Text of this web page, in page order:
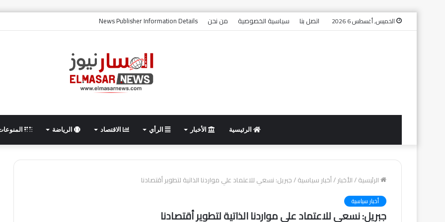
الخميس, أغسطس 6 2026 اتصل بنا سياسية الخصوصية من نحن News Publisher Information Details
الرئيسية الأخبار الرأي الاقتصاد الرياضة
الرئيسية/الأخبار/أخبار سياسية/جبريل: نسعي للاعتماد علي مواردنا الذاتية لتطوير أقتصادنا
أخبار سياسية
جبريل: نسعي للاعتماد علي مواردنا الذاتية لتطوير أقتصادنا